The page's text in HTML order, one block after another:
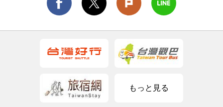
もっと見る